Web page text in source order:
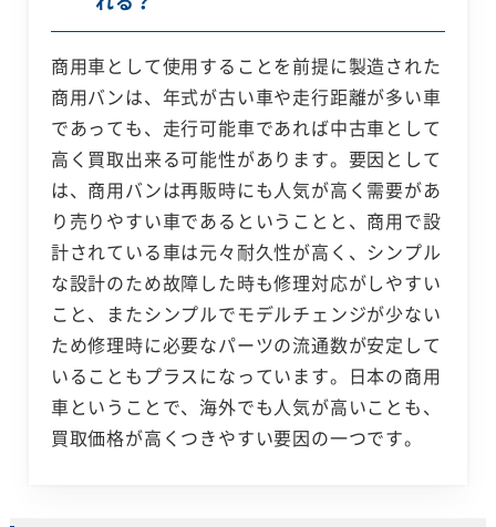
商用車として使用することを前提に製造された
商用バンは、年式が古い車や走行距離が多い車
であっても、走行可能車であれば中古車として
高く買取出来る可能性があります。要因として
は、商用バンは再販時にも人気が高く需要があ
り売りやすい車であるということと、商用で設
計されている車は元々耐久性が高く、シンプル
な設計のため故障した時も修理対応がしやすい
こと、またシンプルでモデルチェンジが少ない
ため修理時に必要なパーツの流通数が安定して
いることもプラスになっています。日本の商用
車ということで、海外でも人気が高いことも、
買取価格が高くつきやすい要因の一つです。